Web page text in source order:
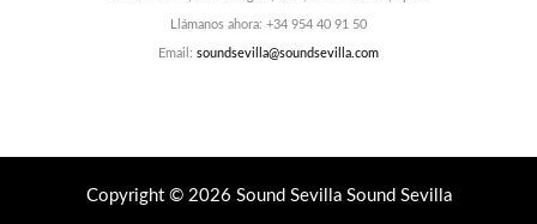
Llámanos ahora: +34 954 40 91 50
Email: soundsevilla@soundsevilla.com
Copyright © 2026 Sound Sevilla Sound Sevilla